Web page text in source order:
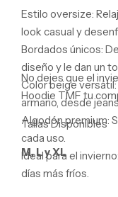
Estilo oversize:
look casual y
Bordados únicos:
diseño y le dan un
Color beige versátil:
armario, desde
Algodón premium:
cada uso.
Ideal para el invierno:
días más fríos.
No dejes que el
Hoodie TMF tu
Tallas Disponibles
M, L y XL